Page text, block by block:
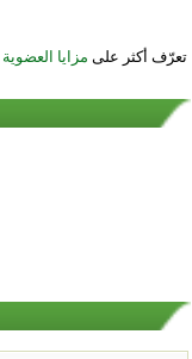
تعرّف أكثر على مزايا العضوية